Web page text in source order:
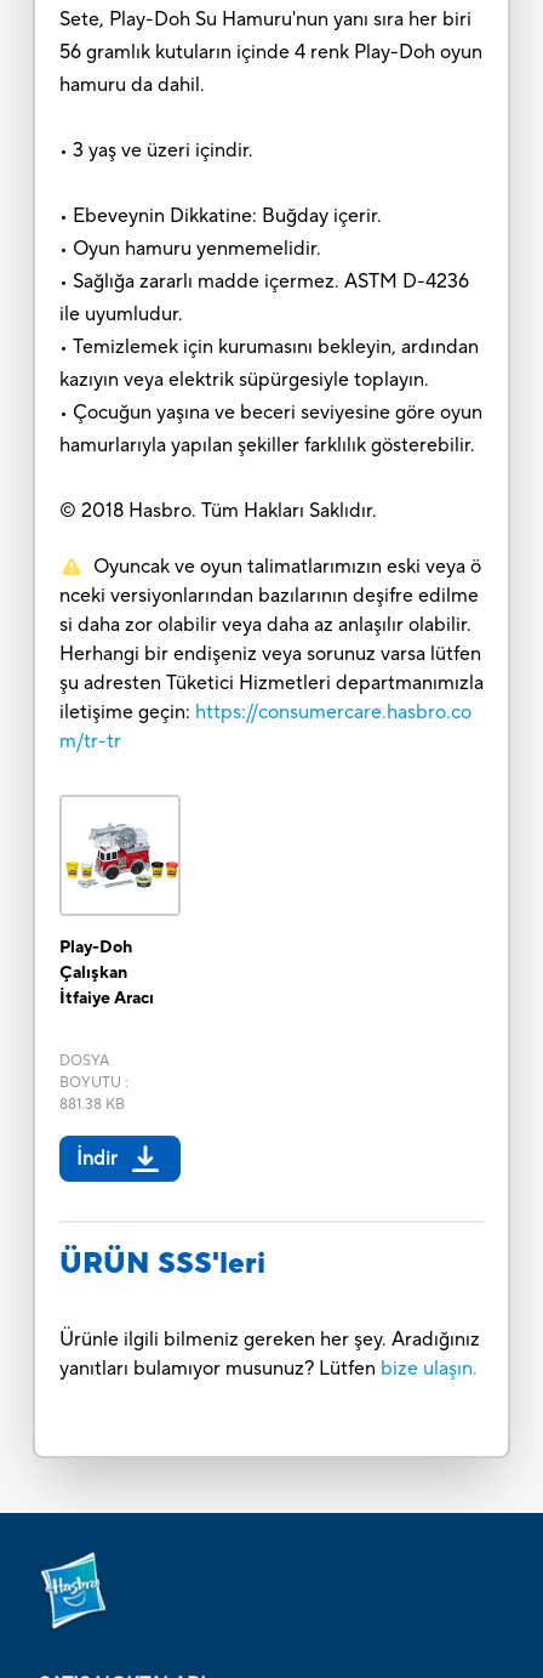
Sete, Play-Doh Su Hamuru'nun yanı sıra her biri
56 gramlık kutuların içinde 4 renk Play-Doh oyun
hamuru da dahil.
• 3 yaş ve üzeri içindir.
• Ebeveynin Dikkatine: Buğday içerir.
• Oyun hamuru yenmemelidir.
• Sağlığa zararlı madde içermez. ASTM D-4236
ile uyumludur.
• Temizlemek için kurumasını bekleyin, ardından
kazıyın veya elektrik süpürgesiyle toplayın.
• Çocuğun yaşına ve beceri seviyesine göre oyun
hamurlarıyla yapılan şekiller farklılık gösterebilir.
© 2018 Hasbro. Tüm Hakları Saklıdır.
Oyuncak ve oyun talimatlarımızın eski veya ö
nceki versiyonlarından bazılarının deşifre edilme
si daha zor olabilir veya daha az anlaşılır olabilir.
Herhangi bir endişeniz veya sorunuz varsa lütfen
şu adresten Tüketici Hizmetleri departmanımızla
iletişime geçin: https://consumercare.hasbro.co
m/tr-tr
Play-Doh
Çalışkan
İtfaiye Aracı
DOSYA
BOYUTU :
881.38 KB
İndir
ÜRÜN SSS'leri
Ürünle ilgili bilmeniz gereken her şey. Aradığınız
yanıtları bulamıyor musunuz? Lütfen bize ulaşın.